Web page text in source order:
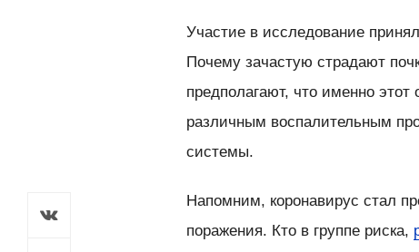
Участие в исследование
Почему зачастую страдают
предполагают, что именно
различным воспалительным
системы.
Напомним, коронавирус стал
поражения. Кто в группе риска,